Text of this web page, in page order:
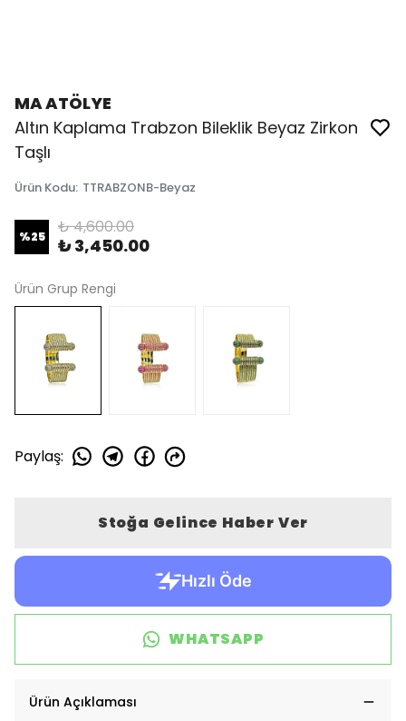
MA ATÖLYE
Altın Kaplama Trabzon Bileklik Beyaz Zirkon
Taşlı
Ürün Kodu: TTRABZONB-Beyaz
%25 ₺ 4,600.00
₺ 3,450.00
Ürün Grup Rengi
Paylaş:
Stoğa Gelince Haber Ver
WHATSAPP
Ürün Açıklaması